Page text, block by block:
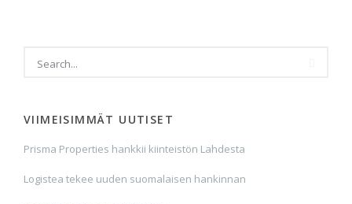
VIIMEISIMMÄT UUTISET
Prisma Properties hankkii kiinteistön Lahdesta
Logistea tekee uuden suomalaisen hankinnan